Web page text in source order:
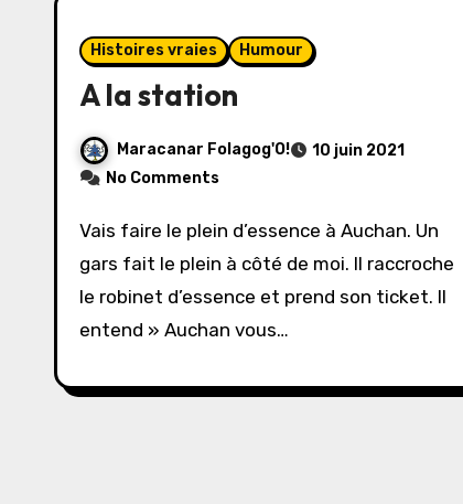
Histoires vraies Humour
A la station
Maracanar Folagog'O!
10 juin 2021
No Comments
Vais faire le plein d’essence à Auchan. Un
gars fait le plein à côté de moi. Il raccroche
le robinet d’essence et prend son ticket. Il
entend » Auchan vous…